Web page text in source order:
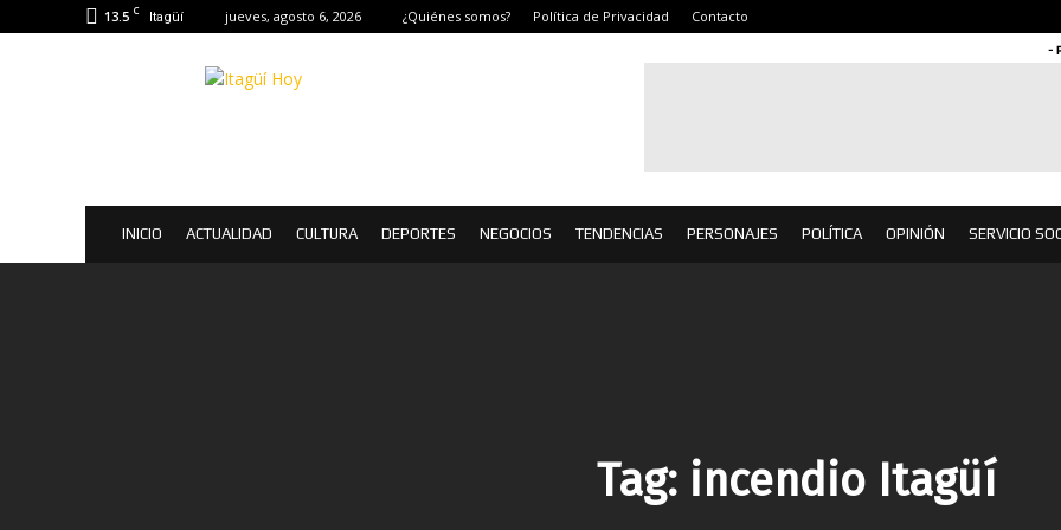
13.5 C Itagüí jueves, agosto 6, 2026 ¿Quiénes somos? Política de Privacidad Contacto
Itagüí
-
INICIO ACTUALIDAD CULTURA DEPORTES NEGOCIOS TENDENCIAS PERSONAJES POLÍTICA OPINIÓN SERVICIO
Tag: incendio Itagüí